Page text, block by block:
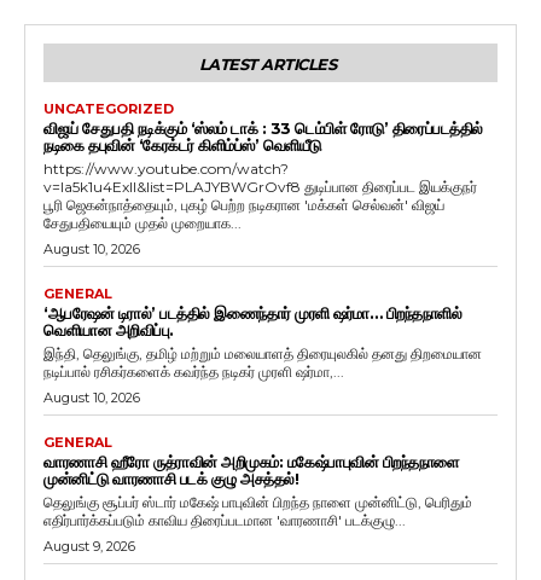
LATEST ARTICLES
UNCATEGORIZED
விஜய் சேதுபதி நடிக்கும் ‘ஸ்லம் டாக் : 33 டெம்பிள் ரோடு’ திரைப்படத்தில்
நடிகை தபுவின் ‘கேரக்டர் கிளிம்ப்ஸ்’ வெளியீடு
https://www.youtube.com/watch?
v=Ia5k1u4ExlI&list=PLAJYBWGrOvf8 துடிப்பான திரைப்பட இயக்குநர்
பூரி ஜெகன்நாத்தையும், புகழ் பெற்ற நடிகரான 'மக்கள் செல்வன்' விஜய்
சேதுபதியையும் முதல் முறையாக...
August 10, 2026
GENERAL
‘ஆபரேஷன் டிரால்’ படத்தில் இணைந்தார் முரளி ஷர்மா… பிறந்தநாளில்
வெளியான அறிவிப்பு.
இந்தி, தெலுங்கு, தமிழ் மற்றும் மலையாளத் திரையுலகில் தனது திறமையான
நடிப்பால் ரசிகர்களைக் கவர்ந்த நடிகர் முரளி ஷர்மா,...
August 10, 2026
GENERAL
வாரணாசி ஹீரோ ருத்ராவின் அறிமுகம்: மகேஷ்பாபுவின் பிறந்தநாளை
முன்னிட்டு வாரணாசி படக் குழு அசத்தல்!
தெலுங்கு சூப்பர் ஸ்டார் மகேஷ் பாபுவின் பிறந்த நாளை முன்னிட்டு, பெரிதும்
எதிர்பார்க்கப்படும் காவிய திரைப்படமான 'வாரணாசி' படக்குழு...
August 9, 2026